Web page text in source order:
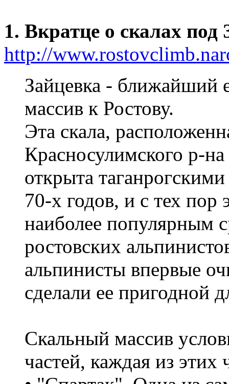
1. Вкратце о скалах под
http://
Зайцевка - ближайший
массив к Ростову.
Эта скала,
Красносулимского р-
открыта
70-х годов, и с тех пор
наиболее популярным
ростовских
альпинисты впервые
сделали ее пригодной
Скальный массив
частей, каждая из этих